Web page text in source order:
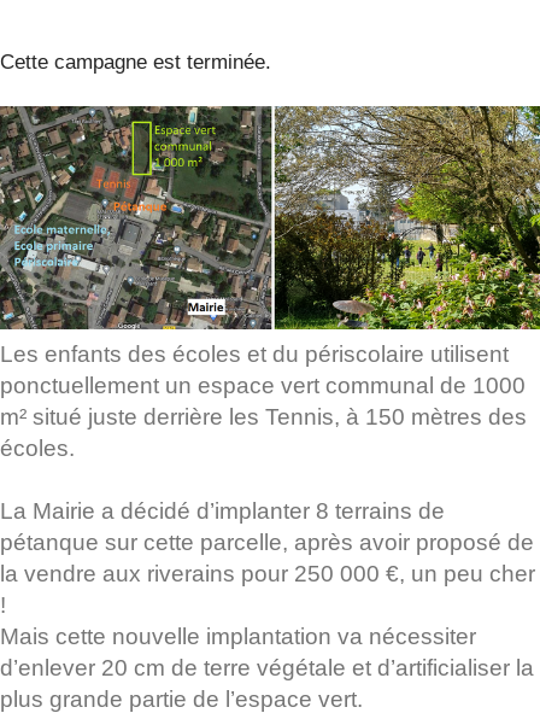
Cette campagne est terminée.
Les enfants des écoles et du périscolaire utilisent
ponctuellement un espace vert communal de 1000
m² situé juste derrière les Tennis, à 150 mètres des
écoles.
La Mairie a décidé d’implanter 8 terrains de
pétanque sur cette parcelle, après avoir proposé de
la vendre aux riverains pour 250 000 €, un peu cher
!
Mais cette nouvelle implantation va nécessiter
d’enlever 20 cm de terre végétale et d’artificialiser la
plus grande partie de l’espace vert.